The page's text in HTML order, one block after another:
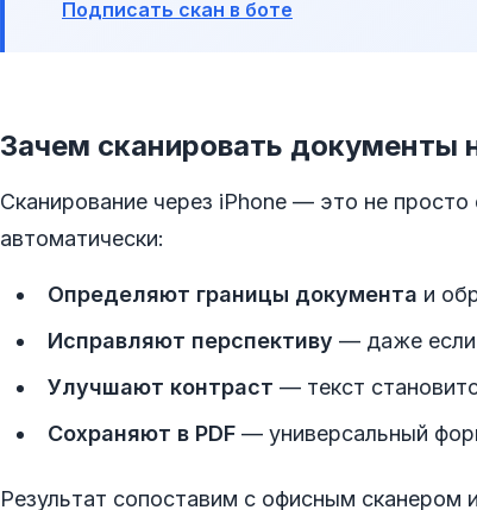
Подписать скан в боте
Зачем сканировать документы
Сканирование через iPhone — это не
автоматически:
Определяют границы документа и
Исправляют перспективу — даже если
Улучшают контраст — текст
Сохраняют в PDF — универсальный
Результат сопоставим с офисным сканером